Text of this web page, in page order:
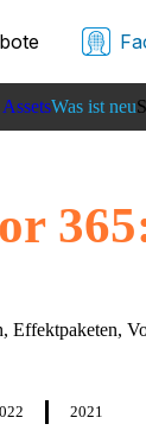
Was ist neu
Effektpaketen,
2021